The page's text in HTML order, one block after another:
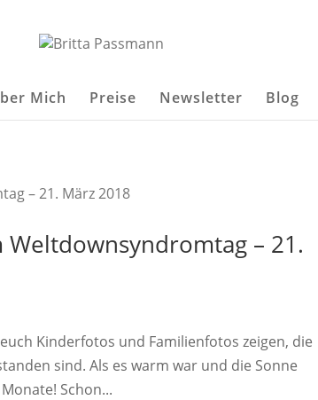
Mich Preise Newsletter Blog
– 21.
Kinderfotos und Familienfotos zeigen, die
sind. Als es warm war und die Sonne
Schon...